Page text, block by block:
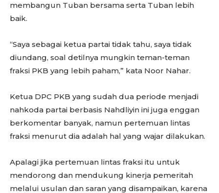
membangun Tuban bersama serta Tuban lebih
baik.
“Saya sebagai ketua partai tidak tahu, saya tidak
diundang, soal detilnya mungkin teman-teman
fraksi PKB yang lebih paham,” kata Noor Nahar.
Ketua DPC PKB yang sudah dua periode menjadi
nahkoda partai berbasis Nahdliyin ini juga enggan
berkomentar banyak, namun pertemuan lintas
fraksi menurut dia adalah hal yang wajar dilakukan.
Apalagi jika pertemuan lintas fraksi itu untuk
mendorong dan mendukung kinerja pemeritah
melalui usulan dan saran yang disampaikan, karena